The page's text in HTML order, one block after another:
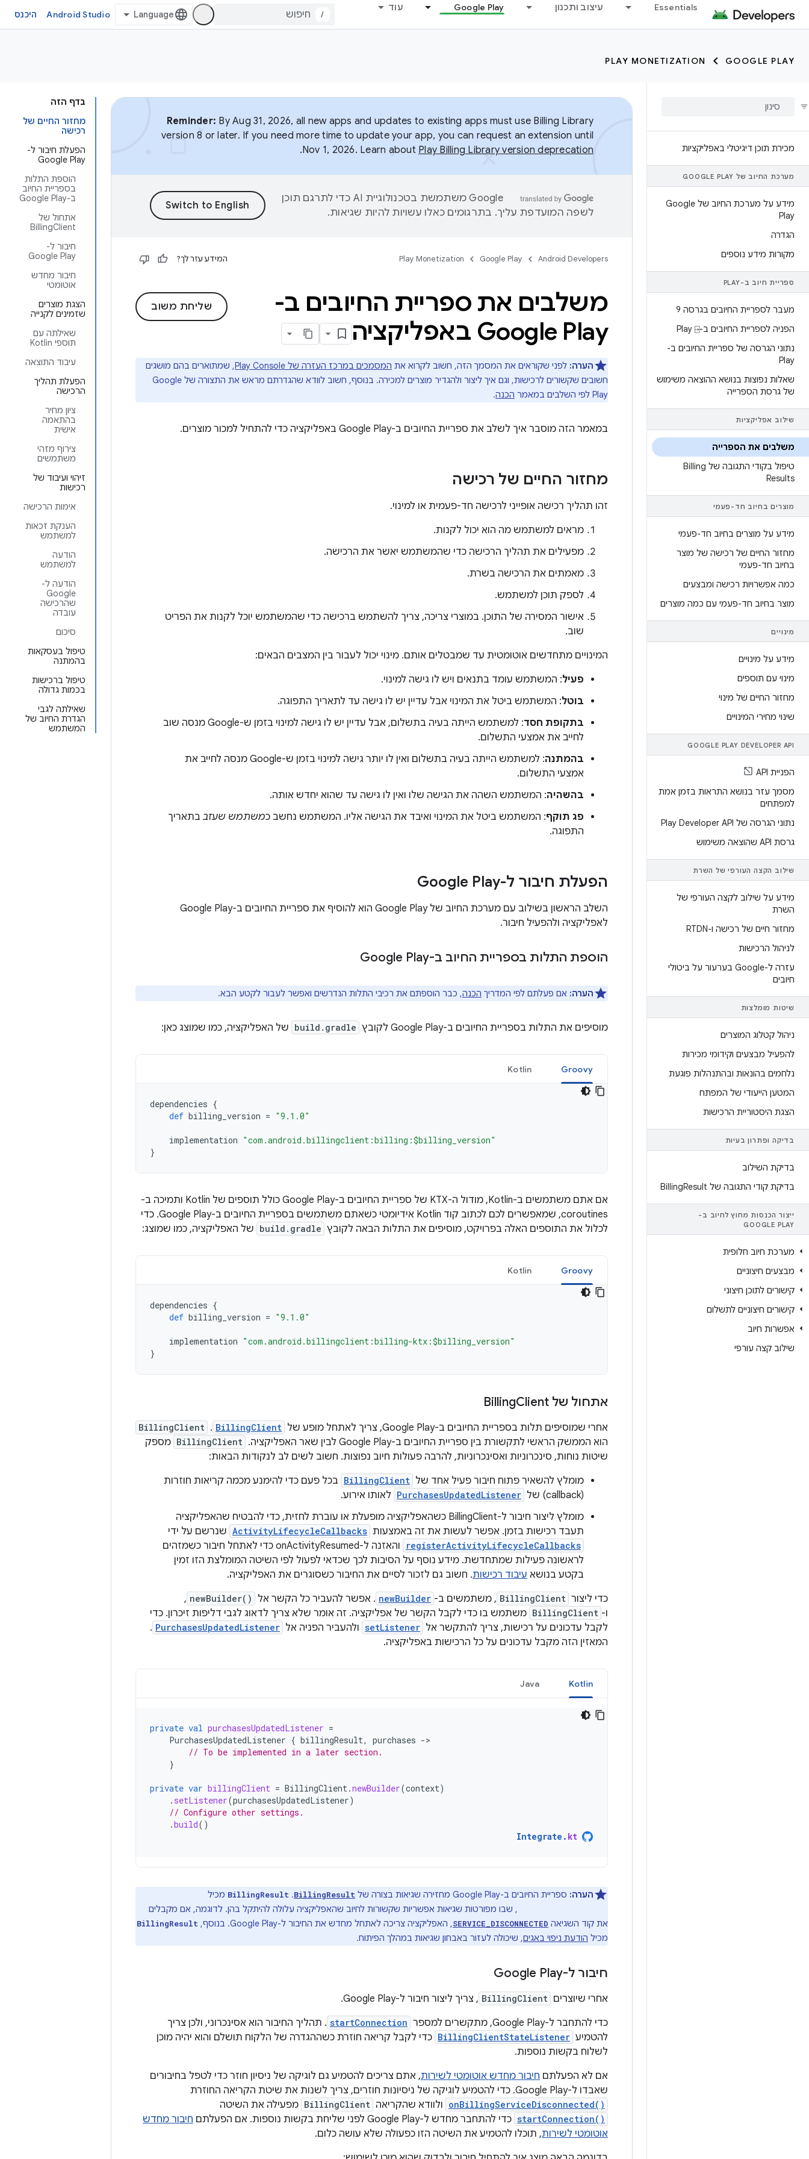
Essentials עיצוב ותכנון Google Play עוד
/
Android Studio היכנס
GOOGLE PLAY
PLAY MONETIZATION
מכירת תוכן דיגיטלי באפליקציות
מערכת החיוב של GOOGLE PLAY
מידע על מערכת החיוב של Google
Play
הגדרה
מקורות מידע נוספים
ספריית חיוב ב-PLAY
מעבר לספריית החיובים בגרסה 9
הפניה לספריית החיובים ב-Play ⍈
נתוני הגרסה של ספריית החיובים ב-
Play
שאלות נפוצות בנושא ההוצאה משימוש
של גרסת הספרייה
שילוב אפליקציות
משלבים את הספרייה
טיפול בקודי התגובה של Billing
Results
מוצרים בחיוב חד-פעמי
מידע על מוצרים בחיוב חד-פעמי
מחזור החיים של רכישה של מוצר
בחיוב חד-פעמי
כמה אפשרויות רכישה ומבצעים
מוצר בחיוב חד-פעמי עם כמה מוצרים
מינויים
מידע על מינויים
מינוי עם תוספים
מחזור החיים של מינוי
שינוי מחירי המינויים
GOOGLE PLAY DEVELOPER API
הפניית API
מסמך עזר בנושא התראות בזמן אמת
למפתחים
נתוני הגרסה של Play Developer API
גרסת API שהוצאה משימוש
שילוב הקצה העורפי של השרת
מידע על שילוב לקצה העורפי של
השרת
מחזור חיים של רכישה ו-RTDN
לניהול הרכישות
עזרה ל-Google בערעור על ביטולי
חיובים
שיטות מומלצות
ניהול קטלוג המוצרים
להפעיל מבצעים וקידומי מכירות
נלחמים בהונאות ובהתנהלות פוגעת
המטען הייעודי של המפתח
הצגת היסטוריית הרכישות
בדיקה ופתרון בעיות
בדיקת השילוב
בדיקת קודי התגובה של Billing Result
ייצור הכנסות מחוץ לחיוב ב-
GOOGLE PLAY
מערכת חיוב חלופית
מבצעים חיצוניים
קישורים לתוכן חיצוני
קישורים חיצוניים לתשלום
אפשרות חיוב
שילוב קצה עורפי
בדף הזה
מחזור החיים של
רכישה
הפעלת חיבור ל-
Google Play
הוספת התלות
בספריית החיוב
ב-Google Play
אתחול של
BillingClient
חיבור ל-
Google Play
חיבור מחדש
אוטומטי
הצגת מוצרים
שזמינים לקנייה
שאילתה עם
תוספי Kotlin
עיבוד התוצאה
הפעלת תהליך
הרכישה
ציון מחיר
בהתאמה
אישית
צירוף מזהי
משתמשים
זיהוי ועיבוד של
רכישות
אימות הרכישה
הענקת זכאות
למשתמש
הודעה
למשתמש
הודעה ל-
Google
שהרכישה
עובדה
סיכום
טיפול בעסקאות
בהמתנה
טיפול ברכישות
בכמות גדולה
שאילתה לגבי
הגדרת החיוב של
המשתמש
Reminder: By Aug 31, 2026, all new apps and updates to existing apps must use Billing Library
version 8 or later. If you need more time to update your app, you can request an extension until
Nov 1, 2026. Learn about Play Billing Library version deprecation
.
‫Google משתמשת בטכנולוגיית AI כדי לתרגם תוכן
לשפה המועדפת עליך. בתרגומים כאלו עשויות להיות שגיאות.
Android Developers
Google Play
Play Monetization המידע עזר לך?
שליחת משוב
משלבים את ספריית החיובים ב-
Google Play באפליקציה
הערה: לפני שקוראים את המסמך הזה, חשוב לקרוא את המסמכים במרכז העזרה של Play Console
, שמתוארים בהם מושגים
חשובים שקשורים לרכישות, וגם איך ליצור ולהגדיר מוצרים למכירה. בנוסף, חשוב לוודא שהגדרתם מראש את התצורה של Google
Play לפי השלבים במאמר
הכנה.
במאמר הזה מוסבר איך לשלב את ספריית החיובים ב-Google Play באפליקציה כדי להתחיל למכור מוצרים.
מחזור החיים של רכישה
זהו תהליך רכישה אופייני לרכישה חד-פעמית או למינוי.
מראים למשתמש מה הוא יכול לקנות.
מפעילים את תהליך הרכישה כדי שהמשתמש יאשר את הרכישה.
מאמתים את הרכישה בשרת.
לספק תוכן למשתמש.
אישור המסירה של התוכן. במוצרי צריכה, צריך להשתמש ברכישה כדי שהמשתמש יוכל לקנות את הפריט
שוב.
המינויים מתחדשים אוטומטית עד שמבטלים אותם. מינוי יכול לעבור בין המצבים הבאים:
פעיל: המשתמש עומד בתנאים ויש לו גישה למינוי.
בוטל: המשתמש ביטל את המינוי אבל עדיין יש לו גישה עד לתאריך התפוגה.
בתקופת חסד
: למשתמש הייתה בעיה בתשלום, אבל עדיין יש לו גישה למינוי בזמן ש-Google מנסה שוב
לחייב את אמצעי התשלום.
בהמתנה
: למשתמש הייתה בעיה בתשלום ואין לו יותר גישה למינוי בזמן ש-Google מנסה לחייב את
אמצעי התשלום.
בהשהיה: המשתמש השהה את הגישה שלו ואין לו גישה עד שהוא יחדש אותה.
פג תוקף: המשתמש ביטל את המינוי ואיבד את הגישה אליו. המשתמש נחשב כמשתמש שעזב בתאריך
התפוגה.
הפעלת חיבור ל-Google Play
השלב הראשון בשילוב עם מערכת החיוב של Google Play הוא להוסיף את ספריית החיובים ב-Google Play
לאפליקציה ולהפעיל חיבור.
הוספת התלות בספריית החיוב ב-Google Play
הערה: אם פעלתם לפי המדריך הכנה, כבר הוספתם את רכיבי התלות הנדרשים ואפשר לעבור לקטע הבא.
מוסיפים את התלות בספריית החיובים ב-Google Play לקובץ build.gradle של האפליקציה, כמו שמוצג כאן:
Groovy
Kotlin
dependencies {
def billing_version = "9.1.0"
implementation "com.android.billingclient:billing:$billing_version"
}
אם אתם משתמשים ב-Kotlin, מודול ה-KTX של ספריית החיובים ב-Google Play כולל תוספים של Kotlin ותמיכה ב-
coroutines, שמאפשרים לכם לכתוב קוד Kotlin אידיומטי כשאתם משתמשים בספריית החיובים ב-Google Play. כדי
לכלול את התוספים האלה בפרויקט, מוסיפים את התלות הבאה לקובץ build.gradle של האפליקציה, כמו שמוצג:
Groovy
Kotlin
dependencies {
def billing_version = "9.1.0"
implementation "com.android.billingclient:billing-ktx:$billing_version"
}
אתחול של Billing Client
אחרי שמוסיפים תלות בספריית החיובים ב-Google Play, צריך לאתחל מופע של BillingClient
. ‫
BillingClient
הוא הממשק הראשי לתקשורת בין ספריית החיובים ב-Google Play לבין שאר האפליקציה. BillingClient מספק
שיטות נוחות, סינכרוניות ואסינכרוניות, להרבה פעולות חיוב נפוצות. חשוב לשים לב לנקודות הבאות:
מומלץ להשאיר פתוח חיבור פעיל אחד של BillingClient בכל פעם כדי להימנע מכמה קריאות חוזרות
(callback) של
PurchasesUpdatedListener לאותו אירוע.
מומלץ ליצור חיבור ל-BillingClient כשהאפליקציה מופעלת או עוברת לחזית, כדי להבטיח שהאפליקציה
תעבד רכישות בזמן. אפשר לעשות את זה באמצעות ActivityLifecycleCallbacks שנרשם על ידי
registerActivityLifecycleCallbacks
והאזנה ל-onActivityResumed כדי לאתחל חיבור כשמזהים
לראשונה פעילות שמתחדשת. מידע נוסף על הסיבות לכך שכדאי לפעול לפי השיטה המומלצת הזו זמין
בקטע בנושא עיבוד רכישות. חשוב גם לזכור לסיים את החיבור כשסוגרים את האפליקציה.
כדי ליצור BillingClient , משתמשים ב- newBuilder . אפשר להעביר כל הקשר אל newBuilder()
,
ו- BillingClient משתמש בו כדי לקבל הקשר של אפליקציה. זה אומר שלא צריך לדאוג לגבי דליפות זיכרון. כדי
לקבל עדכונים על רכישות, צריך להתקשר אל setListener ולהעביר הפניה אל PurchasesUpdatedListener
.
המאזין הזה מקבל עדכונים על כל הרכישות באפליקציה.
Kotlin
Java
private val purchasesUpdatedListener =
PurchasesUpdatedListener { billingResult, purchases -
// To be implemented in a later section.
}
private var billingClient = BillingClient.newBuilder(context)
. setListener(purchasesUpdatedListener)
// Configure other settings.
.build()
Integrate . kt
הערה: ספריית החיובים ב-Google Play מחזירה שגיאות בצורה של BillingResult
. ‫
BillingResult מכיל
, שבו מפורטות שגיאות אפשריות שקשורות לחיוב שהאפליקציה עלולה להיתקל בהן. לדוגמה, אם מקבלים
את קוד השגיאה SERVICE_DISCONNECTED, האפליקציה צריכה לאתחל מחדש את החיבור ל-Google Play. בנוסף, BillingResult
מכיל הודעת ניפוי באגים, שיכולה לעזור באבחון שגיאות במהלך הפיתוח.
חיבור ל-Google Play
אחרי שיוצרים BillingClient , צריך ליצור חיבור ל-Google Play.
כדי להתחבר ל-Google Play, מתקשרים למספר
startConnection . תהליך החיבור הוא אסינכרוני, ולכן צריך
להטמיע BillingClientStateListener כדי לקבל קריאה חוזרת כשההגדרה של הלקוח תושלם והוא יהיה מוכן
לשלוח בקשות נוספות.
אם לא הפעלתם חיבור מחדש אוטומטי לשירות, אתם צריכים להטמיע גם לוגיקה של ניסיון חוזר כדי לטפל בחיבורים
שאבדו ל-Google Play. כדי להטמיע לוגיקה של ניסיונות חוזרים, צריך לשנות את שיטת הקריאה החוזרת
onBillingServiceDisconnected() ולוודא שהקריאה BillingClient מפעילה את השיטה
startConnection() כדי להתחבר מחדש ל-Google Play לפני שליחת בקשות נוספות. אם הפעלתם
חיבור מחדש
אוטומטי לשירות, תוכלו להטמיע את השיטה הזו כפעולה שלא עושה כלום.